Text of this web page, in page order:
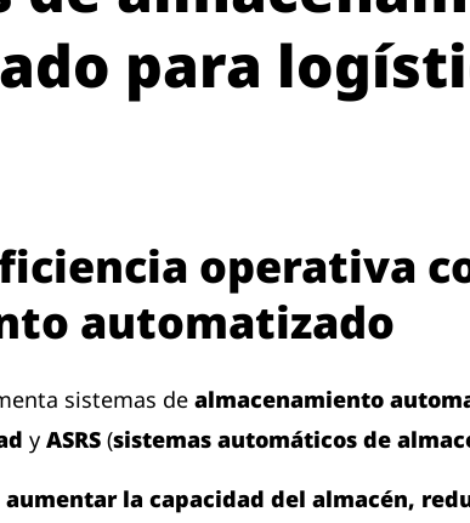
para
operativa
automatizado
sistemas de almacenamiento
y ASRS (sistemas automáticos de
aumentar la capacidad del almacén,